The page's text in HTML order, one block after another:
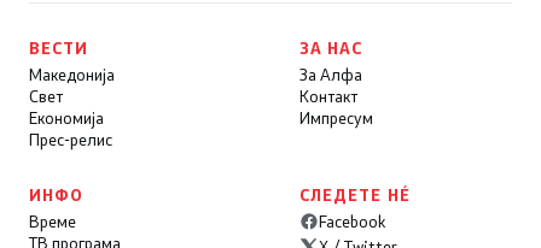
ВЕСТИ
Македонија
Свет
Економија
Прес-релис
ЗА НАС
За Алфа
Контакт
Импресум
ИНФО
Време
ТВ програма
СЛЕДЕТЕ НÉ
Facebook